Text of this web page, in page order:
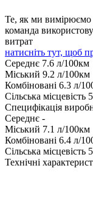
Те, як ми вимірюємо
команда
витрат
натисніть тут, щоб
Середнє 7.6 л/100км
Міський 9.2 л/100км
Комбіновані 6.3 л/
Сільська місцевість
Специфікація
Середнє -
Міський 7.1 л/100км
Комбіновані 6.4 л/
Сільська місцевість
Технічні